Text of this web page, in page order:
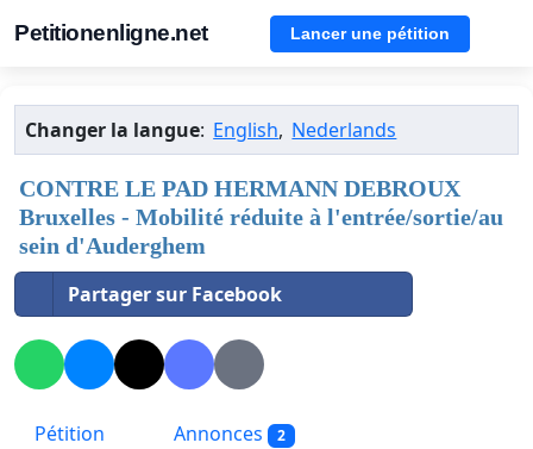
Petitionenligne.net Lancer une pétition
Changer la langue: English, Nederlands
CONTRE LE PAD HERMANN DEBROUX
Bruxelles - Mobilité réduite à l'entrée/sortie/au
sein d'Auderghem
Partager sur Facebook
Pétition Annonces 2